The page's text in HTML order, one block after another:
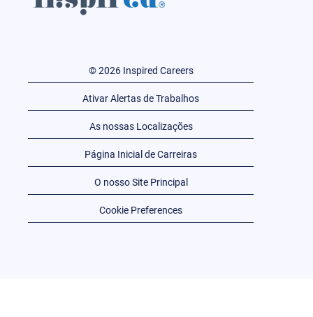
© 2026 Inspired Careers
Ativar Alertas de Trabalhos
As nossas Localizações
Página Inicial de Carreiras
O nosso Site Principal
Cookie Preferences